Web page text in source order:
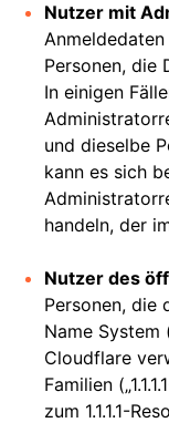
Nutzer mit
Personen, die
In einigen
und dieselbe
kann es sich
handeln, der
Nutzer des
Personen, die
Name System
Cloudflare
Familien
zum 1.1.1.1-